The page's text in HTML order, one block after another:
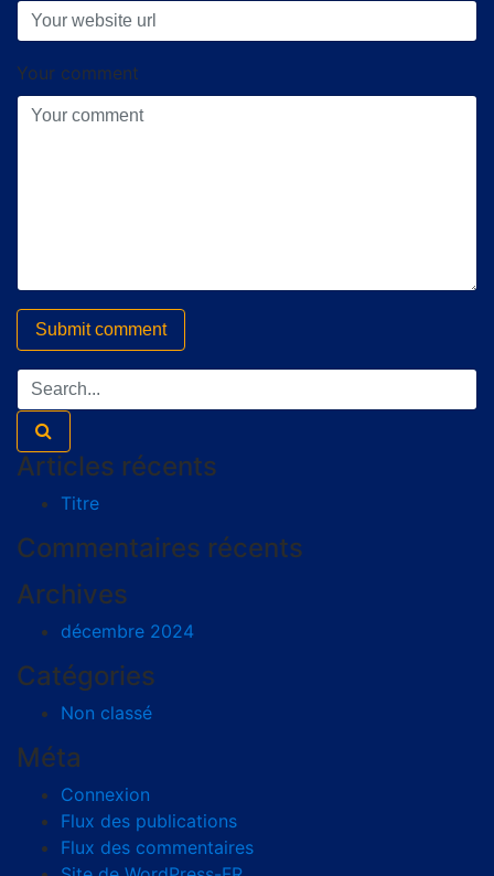
Your comment
Articles récents
Titre
Commentaires récents
Archives
décembre 2024
Catégories
Non classé
Méta
Connexion
Flux des publications
Flux des commentaires